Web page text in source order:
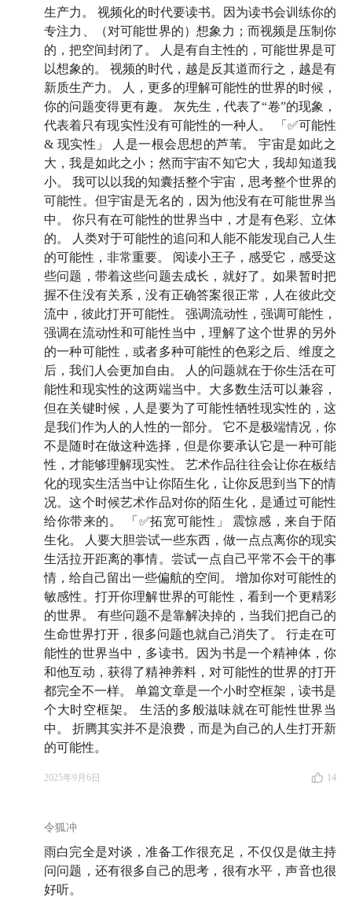
07:33穿越文常以信息差让主角开金手指，然而最珍贵
的，是亲身去体验世界在另一个时代中的展开方式
10:50大一没读完就退学，「直觉上感觉，每天画图不
是我想要的生活」
13:30 「退学后的计划是啥？」「没有计划，我那个时
候活在梦里，在梦游」💭
15:39 我的哲学启蒙老师是火车司机：「他边开车边
读萨特的《存在与虚无》，我觉得这太有意思了」
17:00跑到冷门景区给游客拍照片，本可以成为「万元
户」，结果临下山前口袋里只剩下一块钱
20:43 一份工作从来干不过半年的二十多岁，「青春的
逻辑都是差不多的」
26:40 「西南新东方」：在电线杆上刷广告，跑到外专
楼里抓老外，这英语培训机构就办起来了！
30:12 哲学的世界足够大，让我可以安身其中
34:46当你以自己独有的方式与世界交手，它也会向你
呈现出旁人无法窥见的样貌
38:21答案触手可及的 AI 时代，真正稀缺的，是「追
问」
42:24
人本质上是活在一种「可能」的世界当中，
「人一旦杀死了可能世界，就杀掉了自己」
52:16宇宙是如此之大，我是如此之小；然而宇宙不知
它大，我却知道我小
60:03有些问题不是靠解决掉的，当我们把自己的生命
世界打开，很多问题也就自己消失了
资料库
《哈佛经典》（《Harvard Classics》）：1909–1910 年
由哈佛校长查尔斯·艾略特主编的 50 卷人文经典选集，
生产力。 视频化的时代要读书。因为读书会训练你的
专注力、（对可能世界的）想象力；而视频是压制你
的，把空间封闭了。 人是有自主性的，可能世界是可
以想象的。 视频的时代，越是反其道而行之，越是有
新质生产力。 人，更多的理解可能性的世界的时候，
你的问题变得更有趣。 灰先生，代表了“卷”的现象，
代表着只有现实性没有可能性的一种人。 「✅可能性
& 现实性」 人是一根会思想的芦苇。 宇宙是如此之
大，我是如此之小；然而宇宙不知它大，我却知道我
小。 我可以以我的知囊括整个宇宙，思考整个世界的
可能性。但宇宙是无名的，因为他没有在可能世界当
中。 你只有在可能性的世界当中，才是有色彩、立体
的。 人类对于可能性的追问和人能不能发现自己人生
的可能性，非常重要。 阅读小王子，感受它，感受这
些问题，带着这些问题去成长，就好了。如果暂时把
握不住没有关系，没有正确答案很正常，人在彼此交
流中，彼此打开可能性。 强调流动性，强调可能性，
强调在流动性和可能性当中，理解了这个世界的另外
的一种可能性，或者多种可能性的色彩之后、维度之
后，我们人会更加自由。 人的问题就在于你生活在可
能性和现实性的这两端当中。大多数生活可以兼容，
但在关键时候，人是要为了可能性牺牲现实性的，这
是我们作为人的人性的一部分。 它不是极端情况，你
不是随时在做这种选择，但是你要承认它是一种可能
性，才能够理解现实性。 艺术作品往往会让你在板结
化的现实生活当中让你陌生化，让你反思到当下的情
况。这个时候艺术作品对你的陌生化，是通过可能性
给你带来的。 「✅拓宽可能性」 震惊感，来自于陌
生化。 人要大胆尝试一些东西，做一点点离你的现实
生活拉开距离的事情。尝试一点自己平常不会干的事
情，给自己留出一些偏航的空间。 增加你对可能性的
敏感性。打开你理解世界的可能性，看到一个更精彩
的世界。 有些问题不是靠解决掉的，当我们把自己的
生命世界打开，很多问题也就自己消失了。 行走在可
能性的世界当中，多读书。因为书是一个精神体，你
和他互动，获得了精神养料，对可能性的世界的打开
都完全不一样。 单篇文章是一个小时空框架，读书是
个大时空框架。 生活的多般滋味就在可能性世界当
中。 折腾其实并不是浪费，而是为自己的人生打开新
的可能性。
2025年9月6日 14
令狐冲
雨白完全是对谈，准备工作很充足，不仅仅是做主持
问问题，还有很多自己的思考，很有水平，声音也很
好听。